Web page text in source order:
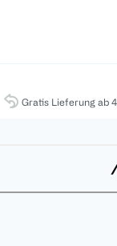
Gratis Lieferung ab